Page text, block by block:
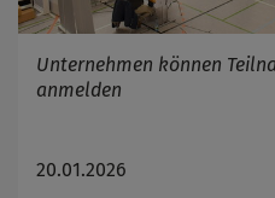
Unternehmen können
anmelden
20.01.2026